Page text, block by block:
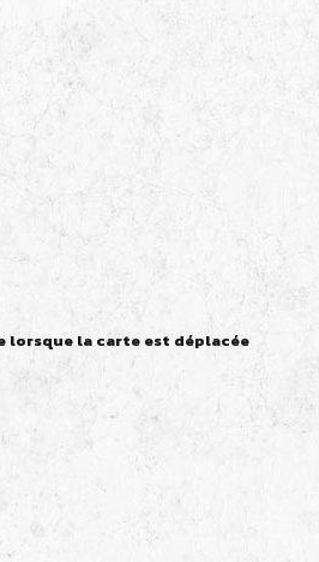
lorsque la carte est déplacée